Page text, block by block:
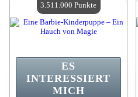
ES
INTERESSIERT
MICH
3.511.000 Punkte